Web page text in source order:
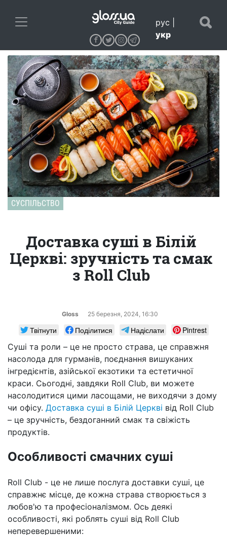
рус
укр
СУСПІЛЬСТВО
Доставка суші в Білій
Церкві: зручність та смак
з Roll Club
Gloss 25 березня, 2024, 16:30
Твітнути Поділитися Надіслати
Pintrest
Суші та роли – це не просто страва, це справжня
насолода для гурманів, поєднання вишуканих
інгредієнтів, азійської екзотики та естетичної
краси. Сьогодні, завдяки Roll Club, ви можете
насолодитися цими ласощами, не виходячи з дому
чи офісу. Доставка суші в Білій Церкві від Roll Club
– це зручність, бездоганний смак та свіжість
продуктів.
Особливості смачних суші
Roll Club - це не лише послуга доставки суші, це
справжнє місце, де кожна страва створюється з
любов'ю та професіоналізмом. Ось деякі
особливості, які роблять суші від Roll Club
неперевершеними: